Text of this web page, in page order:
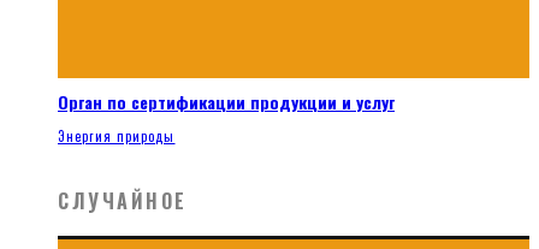
Орган по сертификации продукции и услуг
Энергия природы
СЛУЧАЙНОЕ